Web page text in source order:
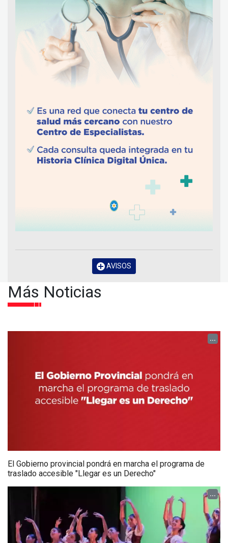
AVISOS
Más Noticias
...
El Gobierno provincial pondrá en marcha el programa de
traslado accesible "Llegar es un Derecho"
...